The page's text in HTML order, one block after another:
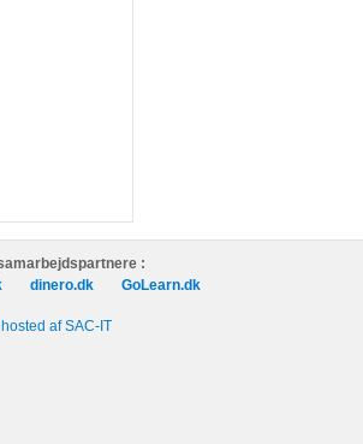
:
dinero.dk GoLearn.dk
af SAC-IT